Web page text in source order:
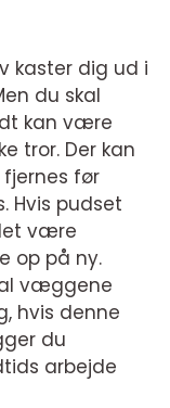
kaster dig ud i
du skal
kan være
tror. Der kan
før
Hvis pudset
være
op på ny.
væggene
hvis denne
du
arbejde